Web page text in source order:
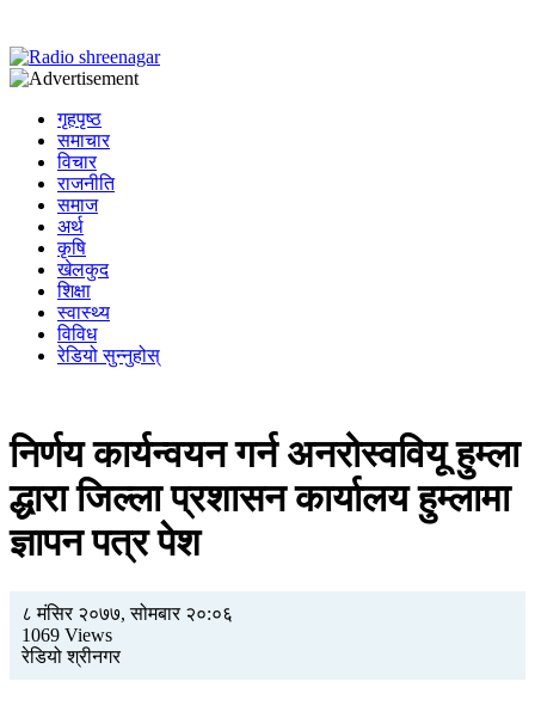
गृहपृष्ठ
समाचार
विचार
राजनीति
समाज
अर्थ
कृषि
खेलकुद
शिक्षा
स्वास्थ्य
विविध
रेडियो सुन्नुहोस्
निर्णय कार्यन्वयन गर्न अनरोस्ववियू हुम्ला
द्धारा जिल्ला प्रशासन कार्यालय हुम्लामा
ज्ञापन पत्र पेश
८ मंसिर २०७७, सोमबार २०:०६
1069 Views
रेडियो श्रीनगर